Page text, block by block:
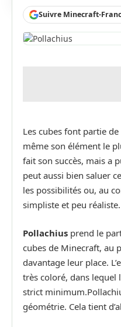
Suivre Minecraft-
Les cubes font partie de
même son élément le
fait son succès, mais a
peut aussi bien saluer
les possibilités ou, au
simpliste et peu réaliste.
Pollachius prend le
cubes de Minecraft, au
davantage leur place.
très coloré, dans lequel
strict
géométrie. Cela tient